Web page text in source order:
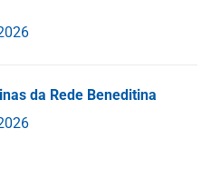
da Rede Beneditina